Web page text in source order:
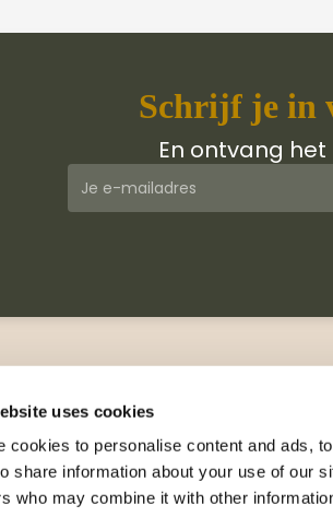
uses cookies
cookies to personalise content and ads,
share information about your use of our
who may combine it with other
Schrijf je in
En ontvang
Wie zijn wij
Geschiedenis
Catalogus
Nieuwsbrieven